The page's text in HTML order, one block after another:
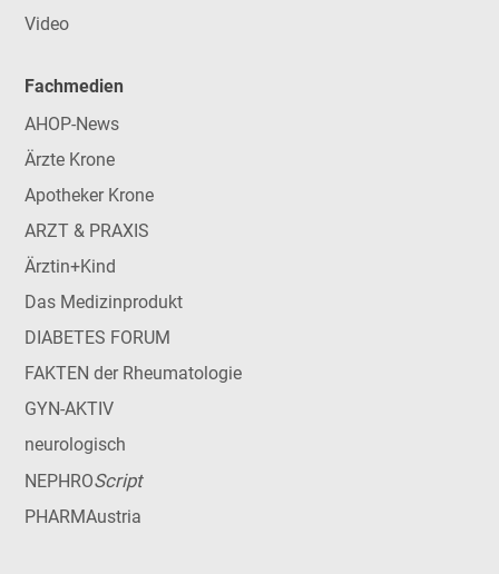
Video
Fachmedien
AHOP-News
Ärzte Krone
Apotheker Krone
ARZT & PRAXIS
Ärztin+Kind
Das Medizinprodukt
DIABETES FORUM
FAKTEN der Rheumatologie
GYN-AKTIV
neurologisch
NEPHROScript
PHARMAustria